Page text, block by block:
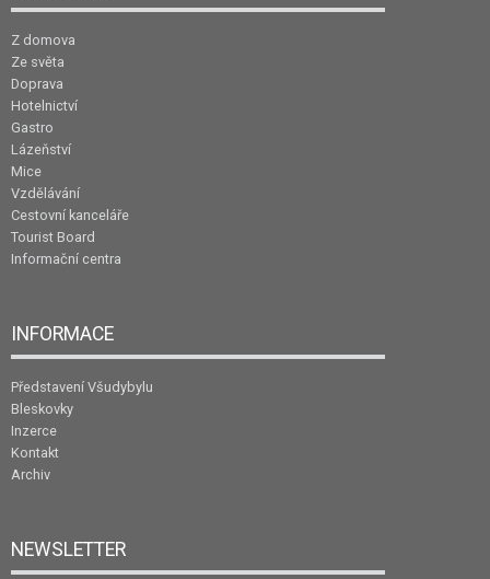
Z domova
Ze světa
Doprava
Hotelnictví
Gastro
Lázeňství
Mice
Vzdělávání
Cestovní kanceláře
Tourist Board
Informační centra
INFORMACE
Představení Všudybylu
Bleskovky
Inzerce
Kontakt
Archiv
NEWSLETTER